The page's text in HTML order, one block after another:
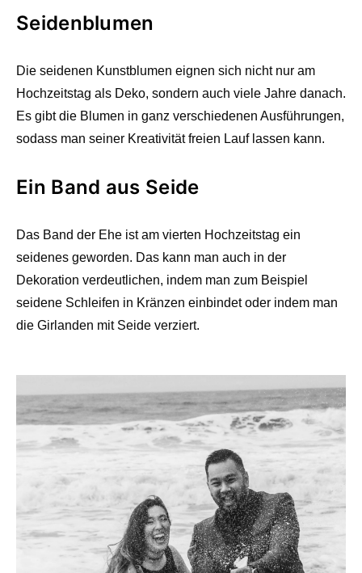
Seidenblumen
Die seidenen Kunstblumen eignen sich nicht nur am
Hochzeitstag als Deko, sondern auch viele Jahre danach.
Es gibt die Blumen in ganz verschiedenen Ausführungen,
sodass man seiner Kreativität freien Lauf lassen kann.
Ein Band aus Seide
Das Band der Ehe ist am vierten Hochzeitstag ein
seidenes geworden. Das kann man auch in der
Dekoration verdeutlichen, indem man zum Beispiel
seidene Schleifen in Kränzen einbindet oder indem man
die Girlanden mit Seide verziert.